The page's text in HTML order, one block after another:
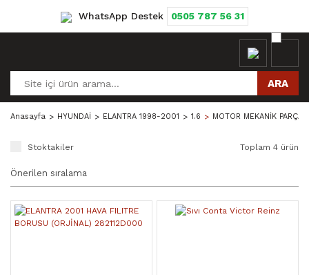
WhatsApp Destek 0505 787 56 31
ARA
Anasayfa HYUNDAİ ELANTRA 1998-2001 1.6 MOTOR MEKANİK
Stoktakiler Toplam 4 ürün